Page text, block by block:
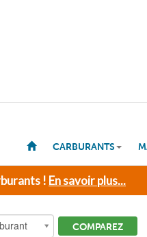
CARBURANTS
! En savoir plus...
COMPAREZ